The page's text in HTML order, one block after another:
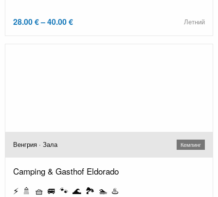
28.00 € – 40.00 € Летний
Венгрия · Зала Кемпинг
Camping & Gasthof Eldorado
⚡ 🚿 🧺 🚐 🐾 🌊 🏞️ 🏊 ♨️